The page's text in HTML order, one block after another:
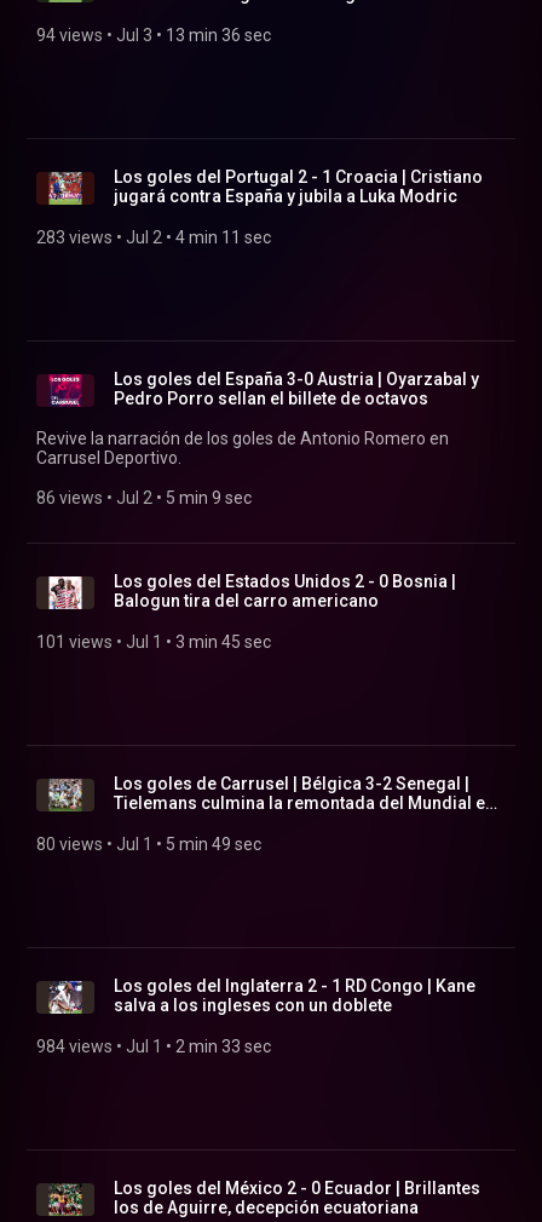
94 views • Jul 3 • 13 min 36 sec
Los goles del Portugal 2 - 1 Croacia | Cristiano
jugará contra España y jubila a Luka Modric
283 views • Jul 2 • 4 min 11 sec
Los goles del España 3-0 Austria | Oyarzabal y
Pedro Porro sellan el billete de octavos
Revive la narración de los goles de Antonio Romero en
Carrusel Deportivo.
86 views • Jul 2 • 5 min 9 sec
Los goles del Estados Unidos 2 - 0 Bosnia |
Balogun tira del carro americano
101 views • Jul 1 • 3 min 45 sec
Los goles de Carrusel | Bélgica 3-2 Senegal |
Tielemans culmina la remontada del Mundial en
80 views • Jul 1 • 5 min 49 sec
Los goles del Inglaterra 2 - 1 RD Congo | Kane
salva a los ingleses con un doblete
984 views • Jul 1 • 2 min 33 sec
Los goles del México 2 - 0 Ecuador | Brillantes
los de Aguirre, decepción ecuatoriana